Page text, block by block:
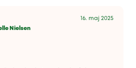
Nielsen
16. maj 2025